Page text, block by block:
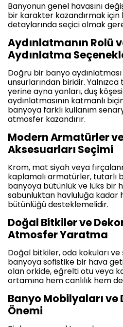
Banyonun genel havasını
bir karakter kazandırmak
detaylarında seçici olmak
Aydınlatmanın Rolü
Aydınlatma
Doğru bir banyo
unsurlarından biridir.
yerine ayna yanları, duş
aydınlatmasının katmanlı
banyoya farklı kullanım
atmosfer kazandırır.
Modern Armatürler
Aksesuarları Seçimi
Krom, mat siyah veya
kaplamalı armatürler, tutarlı
banyoya bütünlük ve lüks bir
sabunluktan havluluğa kadar
bütünlüğü desteklemelidir.
Doğal Bitkiler ve
Atmosfer Yaratma
Doğal bitkiler, oda kokuları
banyoya sofistike bir hava
olan orkide, eğrelti otu veya
ortamına hem canlılık hem
Banyo Mobilyaları ve
Önemi